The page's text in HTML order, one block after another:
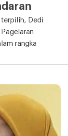
terpilih, Dedi
rangka